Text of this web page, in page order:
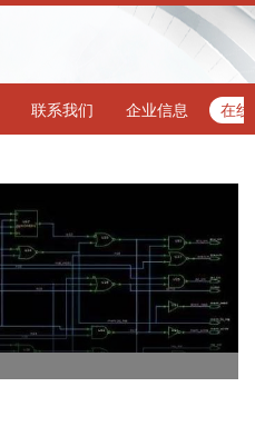
联系我们 企业信息 在线